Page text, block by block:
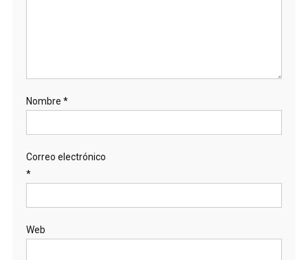
Nombre *
Correo electrónico
*
Web